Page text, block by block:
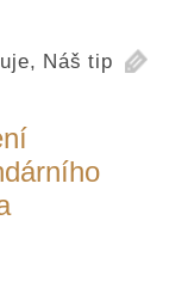
, Náš tip